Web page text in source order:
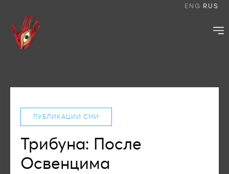
ENG RUS
ПУБЛИКАЦИИ СМИ
Трибуна: После
Освенцима